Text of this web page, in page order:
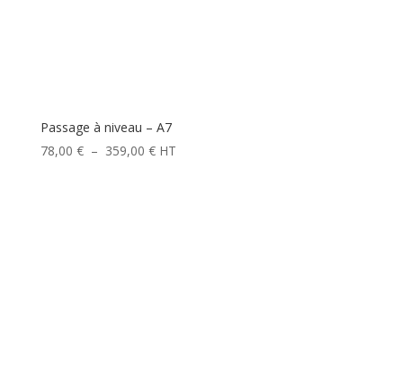
Passage à niveau – A7
78,00 € – 359,00 €Plage
HT